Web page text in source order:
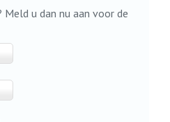
u dan nu aan voor de